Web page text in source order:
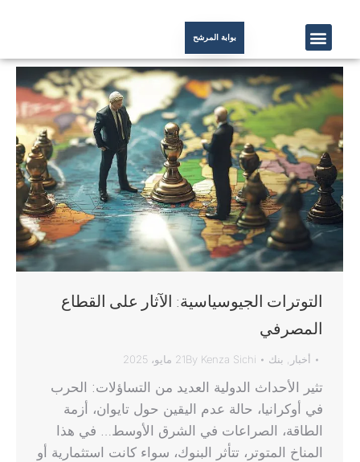
بوابة المرشح
التوترات الجيوسياسية: الآثار على القطاع
المصرفي
أخبار , بنك By Kenza Sichi 21 مايو، 2025
تثير الأحداث الدولية العديد من التساؤلات: الحرب
في أوكرانيا، حالة عدم اليقين حول تايوان، أزمة
الطاقة، الصراعات في الشرق الأوسط… في هذا
المناخ المتوتر، تتأثر البنوك، سواء كانت استثمارية أو